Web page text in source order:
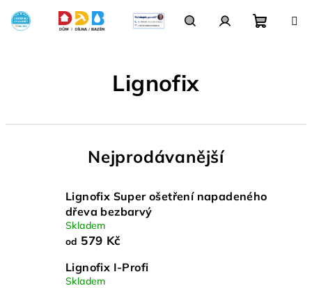
obsah
Lignofix
Nejprodávanější
Lignofix Super ošetření napadeného
dřeva bezbarvý
Skladem
od 579 Kč
Lignofix I-Profi
Skladem